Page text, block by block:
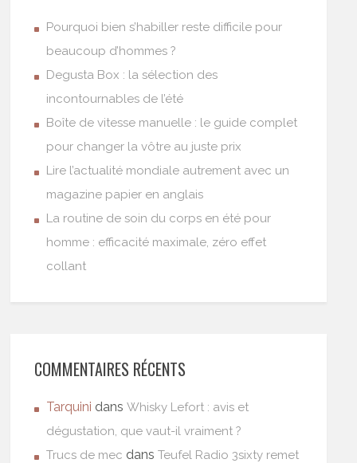
Pourquoi bien s’habiller reste difficile pour
beaucoup d’hommes ?
Degusta Box : la sélection des
incontournables de l’été
Boîte de vitesse manuelle : le guide complet
pour changer la vôtre au juste prix
Lire l’actualité mondiale autrement avec un
magazine papier en anglais
La routine de soin du corps en été pour
homme : efficacité maximale, zéro effet
collant
COMMENTAIRES RÉCENTS
Tarquini dansWhisky Lefort : avis et
dégustation, que vaut-il vraiment ?
Trucs de mec dansTeufel Radio 3sixty remet